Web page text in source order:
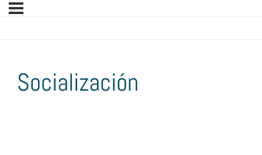
Socialización